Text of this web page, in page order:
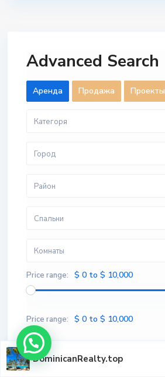
Advanced Search
Aренда Продажа Проекты
Категоря
Город
Район
Спальни
Комнаты
Price range: $ 0 to $ 10,000
Price range: $ 0 to $ 10,000
DominicanRealty.top